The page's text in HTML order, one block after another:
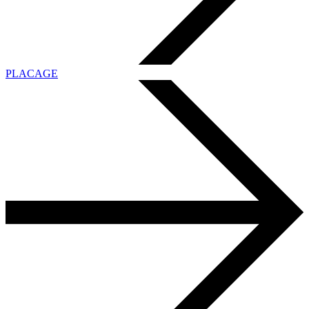
PLACAGE